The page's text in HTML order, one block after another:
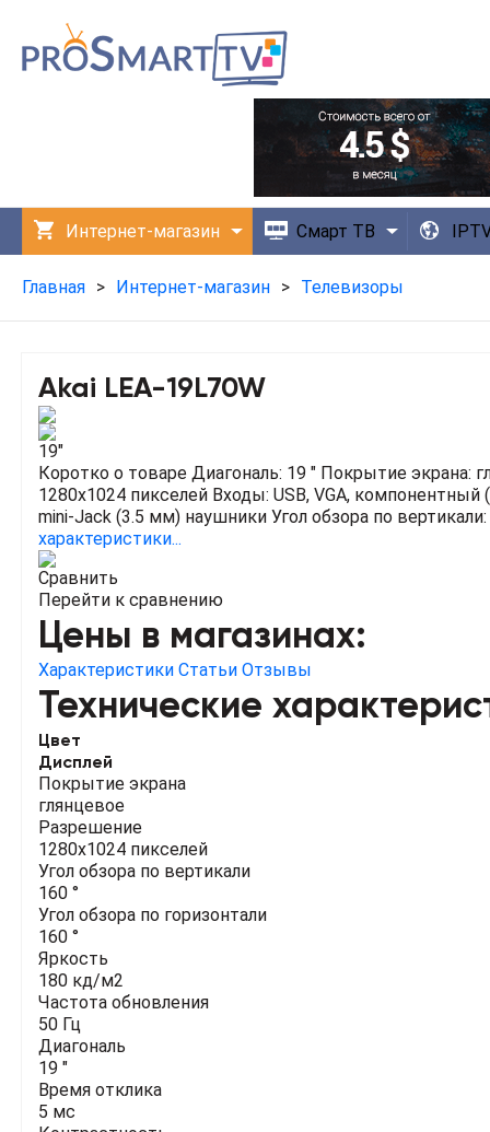
Интернет-магазин Смарт ТВ
Технологии Приложения
Главная > Интернет-магазин > Телевизоры
Akai LEA-19L70W
19"
Коротко о товаре Диагональ: 19 " Покрытие экрана:
1280x1024 пикселей Входы: USB, VGA, компонентный
mini-Jack (3.5 мм) наушники Угол обзора по вертикали:
характеристики...
Сравнить
Перейти к сравнению
Цены в магазинах:
Характеристики Статьи Отзывы
Технические
Цвет
Дисплей
Покрытие экрана
глянцевое
Разрешение
1280x1024 пикселей
Угол обзора по вертикали
160 °
Угол обзора по горизонтали
160 °
Яркость
180 кд/м2
Частота обновления
50 Гц
Диагональ
19 "
Время отклика
5 мс